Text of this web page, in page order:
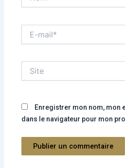
mail*
Enregistrer mon nom, mon
dans le navigateur pour mon